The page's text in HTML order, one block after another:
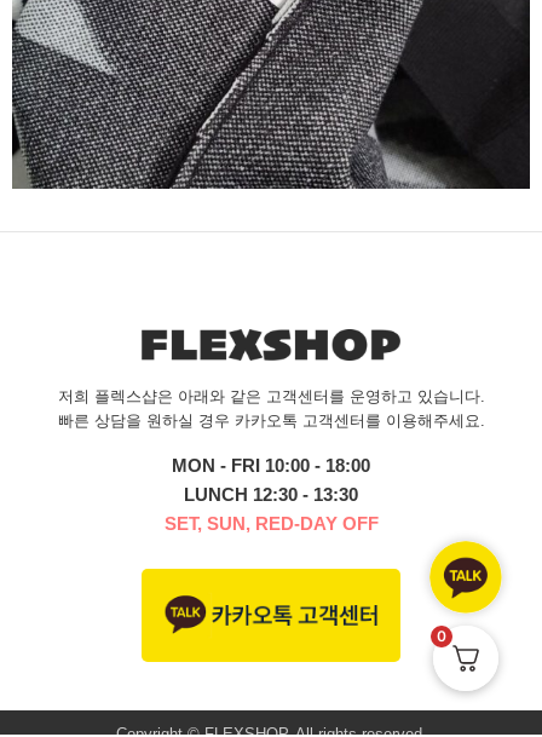
저희 플렉스샵은 아래와 같은 고객센터를 운영하고 있습니다.
빠른 상담을 원하실 경우 카카오톡 고객센터를 이용해주세요.
MON - FRI 10:00 - 18:00
LUNCH 12:30 - 13:30
SET, SUN, RED-DAY OFF
0